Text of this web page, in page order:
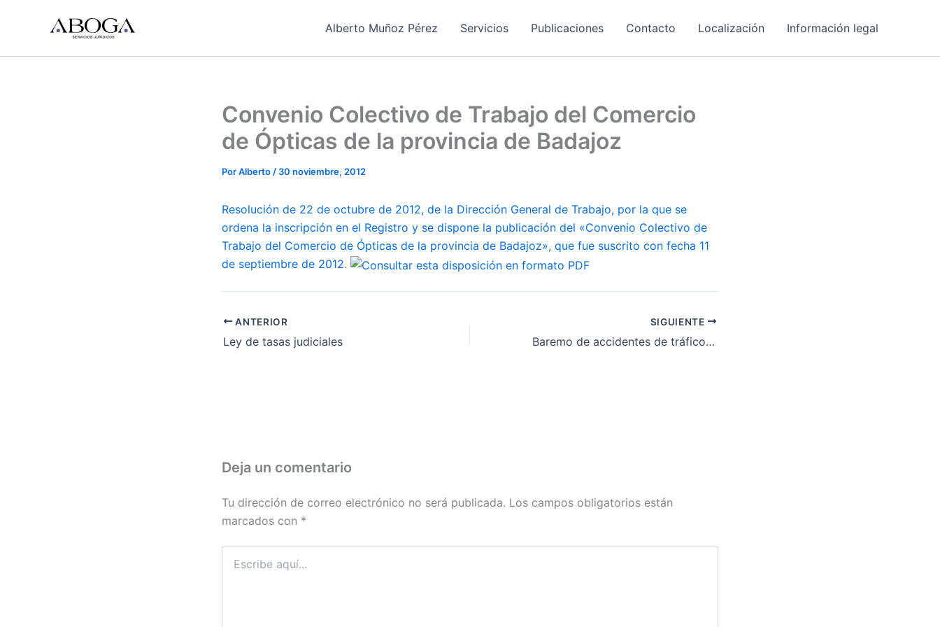
Alberto Muñoz Pérez Servicios Publicaciones Contacto Localización Información legal
Convenio Colectivo de Trabajo del Comercio
de Ópticas de la provincia de Badajoz
PorAlberto / 30 noviembre, 2012
Resolución de 22 de octubre de 2012, de la Dirección General de Trabajo, por la que se
ordena la inscripción en el Registro y se dispone la publicación del «Convenio Colectivo de
Trabajo del Comercio de Ópticas de la provincia de Badajoz», que fue suscrito con fecha 11
de septiembre de 2012.
ANTERIOR
Ley de tasas judiciales
SIGUIENTE
Baremo de accidentes de tráfico 2013.
Deja un comentario
Tu dirección de correo electrónico no será publicada. Los campos obligatorios están
marcados con *
aquí...